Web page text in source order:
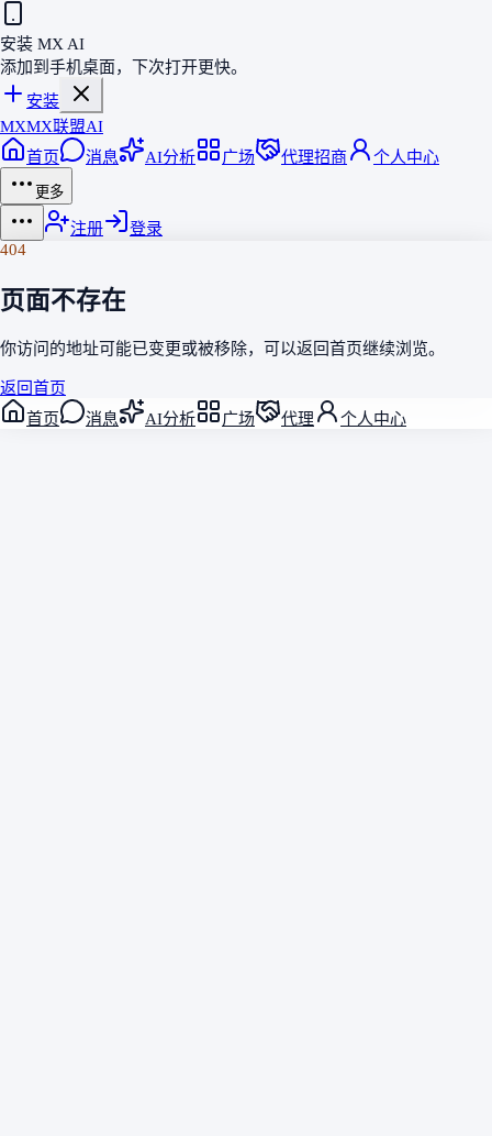
安装 MX AI
添加到手机桌面，下次打开更快。
安装
MXMX联盟AI
首页
消息 AI分析 广场 代理招商 个人中心
更多
注册
登录
404
页面不存在
你访问的地址可能已变更或被移除，可以返回 首页继续浏览。
返回首页
首页
消息 AI分析 广场 代理 个人中心